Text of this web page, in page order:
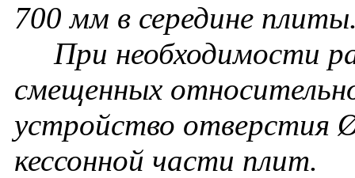
700 мм в середине
При необходимости
смещенных
устройство отверстия
кессонной части плит.